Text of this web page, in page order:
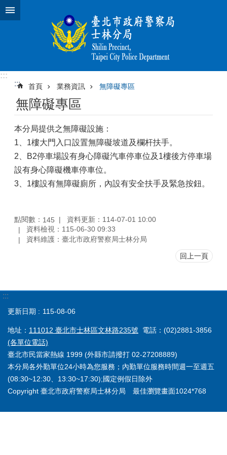
跳到主要內容區塊
:::
:::
首頁 業務資訊 無障礙專區
無障礙專區
本分局提供之無障礙設施：
1、1樓大門入口設置無障礙坡道及欄杆扶手。
2、B2停車場設有身心障礙汽車停車位及1樓後方停車場
設有身心障礙機車停車位。
3、1樓設有無障礙廁所，內設有安全扶手及緊急按鈕。
點閱數： 145
資料更新：114-07-01 10:00
資料檢視：115-06-30 09:33
資料維護：臺北市政府警察局士林分局
回上一頁
:::
更新日期 115-08-06
地址： 111012 臺北市士林區文林路235號 電話：(02)2881-3856
(各單位電話)
臺北市民當家熱線 1999 (外縣市請撥打 02-27208889)
本分局各外勤單位24小時為您服務；內勤單位服務時間週一至週五
(08:30~12:30、13:30~17:30);國定例假日除外
Copyright 臺北市政府警察局士林分局 最佳瀏覽畫面1024*768